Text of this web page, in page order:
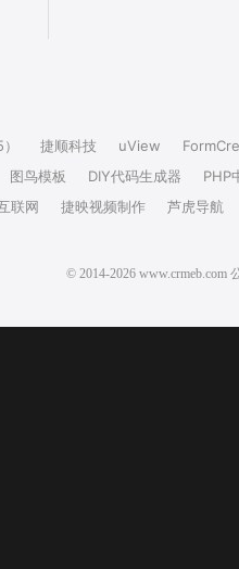
捷顺科技 uView
图鸟模板 DIY代码生成器
PHP
联网 捷映视频制作 芦虎导航
© 2014-2026